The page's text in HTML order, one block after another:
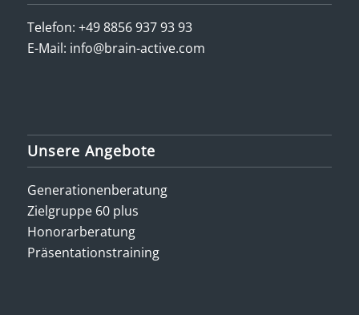
Telefon: +49 8856 937 93 93
E-Mail: info@brain-active.com
Unsere Angebote
Generationenberatung
Zielgruppe 60 plus
Honorarberatung
Präsentationstraining